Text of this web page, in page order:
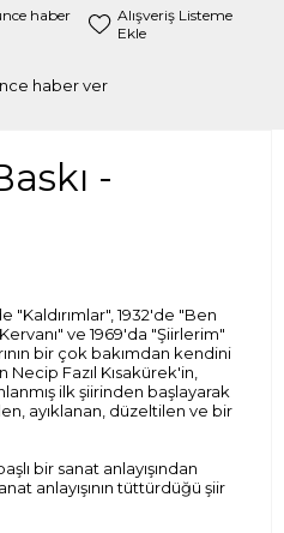
haber
Alışveriş Listeme
Ekle
haber ver
-
"Kaldırımlar", 1932'de "Ben
ve 1969'da "Şiirlerim"
bir çok bakımdan kendini
Fazıl Kısakürek'in,
ilk şiirinden başlayarak
ayıklanan, düzeltilen ve bir
bir sanat anlayışından
anlayışının tüttürdüğü şiir